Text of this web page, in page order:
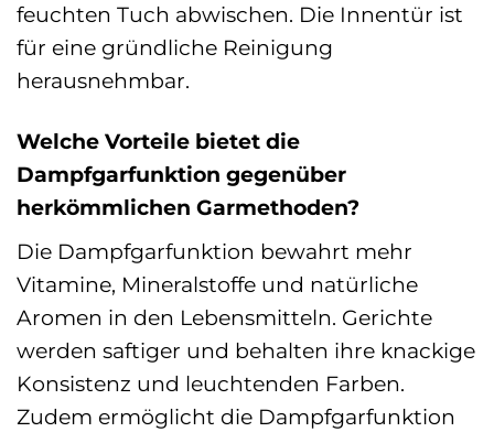
feuchten Tuch abwischen. Die Innentür ist
für eine gründliche Reinigung
herausnehmbar.
Welche Vorteile bietet die
Dampfgarfunktion gegenüber
herkömmlichen Garmethoden?
Die Dampfgarfunktion bewahrt mehr
Vitamine, Mineralstoffe und natürliche
Aromen in den Lebensmitteln. Gerichte
werden saftiger und behalten ihre knackige
Konsistenz und leuchtenden Farben.
Zudem ermöglicht die Dampfgarfunktion